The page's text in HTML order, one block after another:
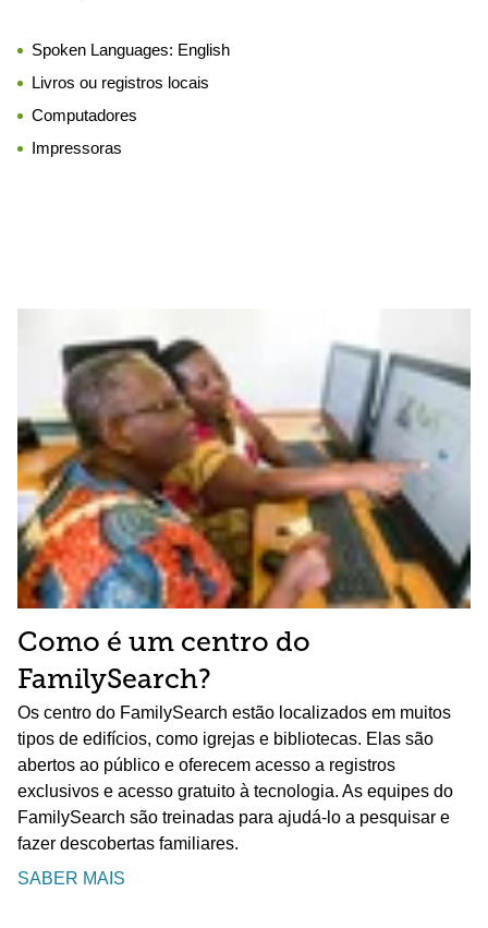
Spoken Languages: English
Livros ou registros locais
Computadores
Impressoras
Como é um centro do
FamilySearch?
Os centro do FamilySearch estão localizados em muitos
tipos de edifícios, como igrejas e bibliotecas. Elas são
abertos ao público e oferecem acesso a registros
exclusivos e acesso gratuito à tecnologia. As equipes do
FamilySearch são treinadas para ajudá-lo a pesquisar e
fazer descobertas familiares.
SABER MAIS